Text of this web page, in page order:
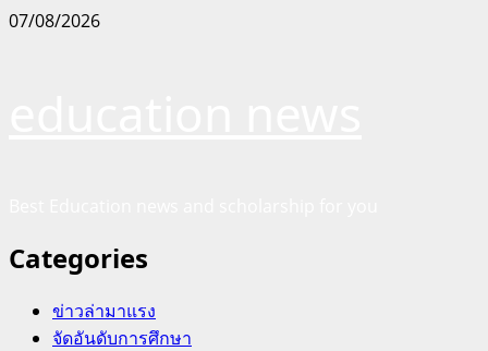
Skip
07/08/2026
Categories
ข่าวล่ามาแรง
จัดอันดับการศึกษา